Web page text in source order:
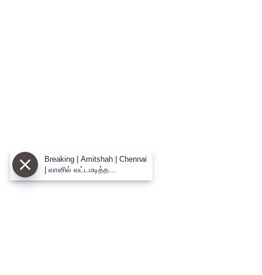
Breaking | Amitshah | Chennai
| வானில் வட்டமடித்த
அமித்ஷாவின் ஹெலிகாப்டர் |